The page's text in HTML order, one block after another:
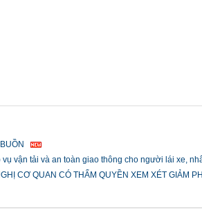
vụ vận tải và an toàn giao thông cho người lái xe,
CƠ QUAN CÓ THẨM QUYỀN XEM XÉT GIẢM